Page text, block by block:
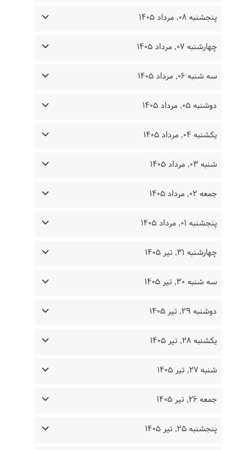
پنجشنبه ۰۸, مرداد ۱۴۰۵
چهارشنبه ۰۷, مرداد ۱۴۰۵
سه شنبه ۰۶, مرداد ۱۴۰۵
دوشنبه ۰۵, مرداد ۱۴۰۵
یکشنبه ۰۴, مرداد ۱۴۰۵
شنبه ۰۳, مرداد ۱۴۰۵
جمعه ۰۲, مرداد ۱۴۰۵
پنجشنبه ۰۱, مرداد ۱۴۰۵
چهارشنبه ۳۱, تیر ۱۴۰۵
سه شنبه ۳۰, تیر ۱۴۰۵
دوشنبه ۲۹, تیر ۱۴۰۵
یکشنبه ۲۸, تیر ۱۴۰۵
شنبه ۲۷, تیر ۱۴۰۵
جمعه ۲۶, تیر ۱۴۰۵
پنجشنبه ۲۵, تیر ۱۴۰۵